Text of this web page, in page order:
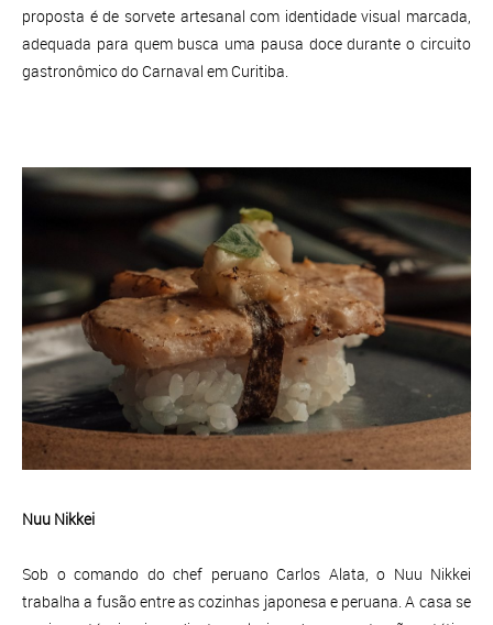
proposta é de sorvete artesanal com identidade visual marcada,
adequada para quem busca uma pausa doce durante o circuito
gastronômico do Carnaval em Curitiba.
Nuu Nikkei
Sob o comando do chef peruano Carlos Alata, o Nuu Nikkei
trabalha a fusão entre as cozinhas japonesa e peruana. A casa se